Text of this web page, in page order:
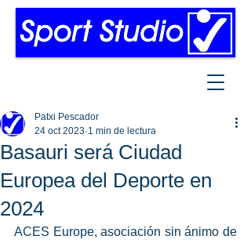
Basauri será Ciudad
Europea del Deporte en
2024
Patxi Pescador
24 oct 2023 1 min de lectura
ACES Europe, asociación sin ánimo de